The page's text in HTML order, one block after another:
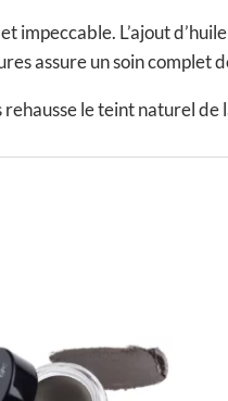
L’ajout
assure un soin complet
le teint naturel de